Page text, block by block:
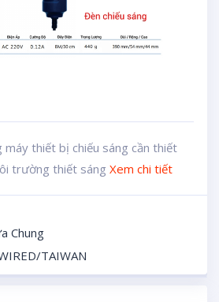
thiết bị chiếu sáng cần thiết
trường thiết sáng Xem chi tiết
Chung
TAIWAN